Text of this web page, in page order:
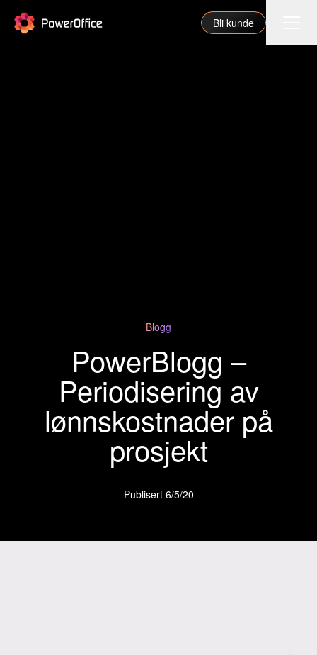
PowerOffice Bli kunde
Blogg
PowerBlogg –
Periodisering av
lønnskostnader på
prosjekt
Publisert 6/5/20